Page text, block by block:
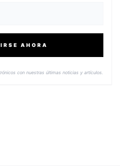
AHORA
con nuestras últimas noticias y artículos.